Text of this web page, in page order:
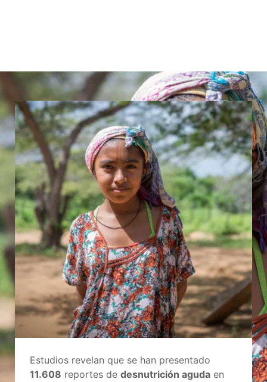
Estudios revelan que se han presentado
11.608 reportes de desnutrición aguda en